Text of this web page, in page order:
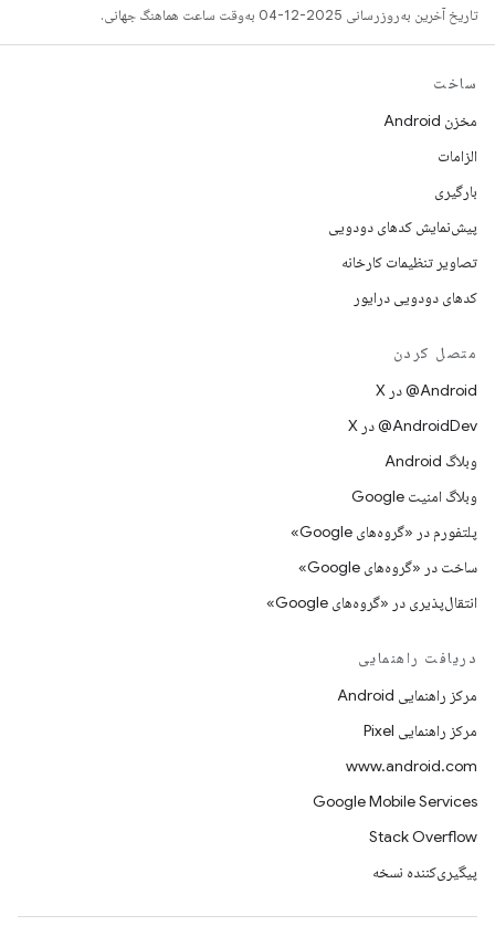
تاریخ آخرین به‌روزرسانی 2025-12-04 به‌وقت ساعت هماهنگ جهانی.
ساخت
مخزن Android
الزامات
بارگیری
پیش‌نمایش کدهای دودویی
تصاویر تنظیمات کارخانه
کدهای دودویی درایور
متصل کردن
‫‎@Android در X
‫‎@AndroidDev در X
وبلاگ Android
وبلاگ امنیت Google
پلتفورم در «گروه‌های Google»
ساخت در «گروه‌های Google»
انتقال‌پذیری در «گروه‌های Google»
دریافت راهنمایی
مرکز راهنمایی Android
مرکز راهنمایی Pixel
www.android.com
Google Mobile Services
Stack Overflow
پیگیری‌کننده نسخه